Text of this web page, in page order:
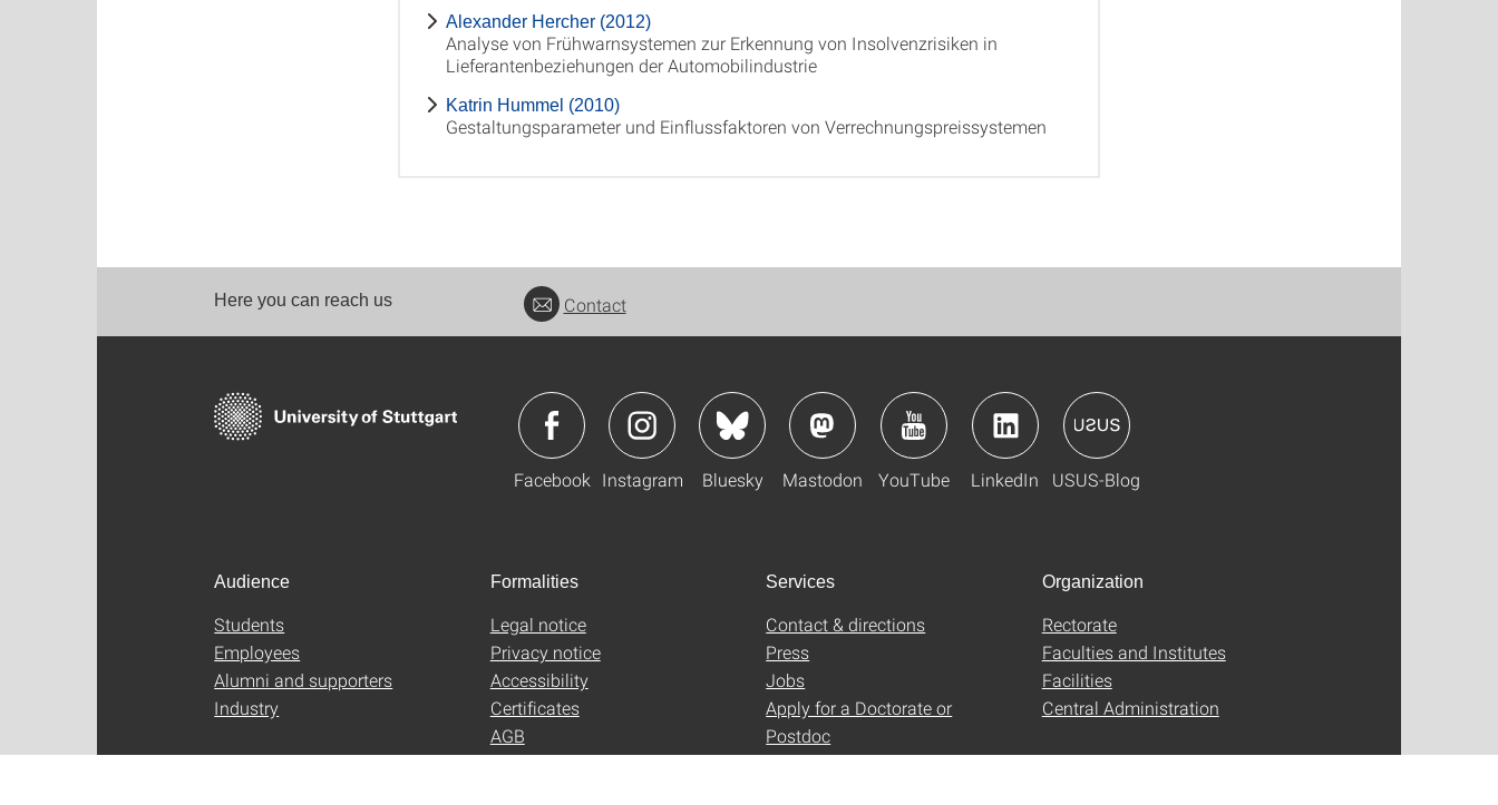
Alexander Hercher (2012)
Analyse von Frühwarnsystemen zur Erkennung von Insolvenzrisiken in
Lieferantenbeziehungen der Automobilindustrie
Katrin Hummel (2010)
Gestaltungsparameter und Einflussfaktoren von Verrechnungspreissystemen
Here you can reach us Contact
Facebook Instagram Bluesky Mastodon YouTube LinkedIn USUS-Blog
Audience
Students
Employees
Alumni and supporters
Industry
Formalities
Legal notice
Privacy notice
Accessibility
Certificates
AGB
Services
Contact & directions
Press
Jobs
Apply for a Doctorate or
Postdoc
Organization
Rectorate
Faculties and Institutes
Facilities
Central Administration